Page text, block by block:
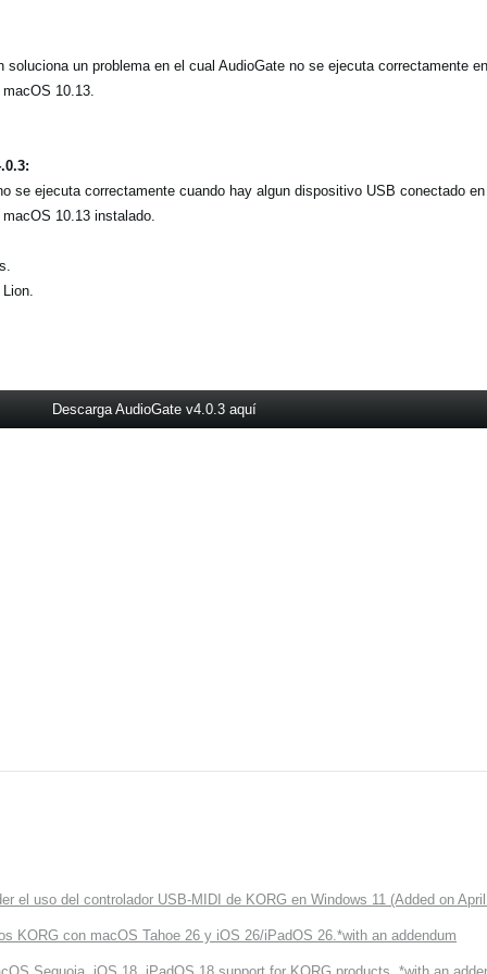
un problema en el cual AudioGate no se ejecuta correctamente
10.13.
se ejecuta correctamente cuando hay algun dispositivo USB conectado en
10.13 instalado.
Descarga AudioGate v4.0.3 aquí
el uso del controlador USB-MIDI de KORG en Windows 11 (Added on
KORG con macOS Tahoe 26 y iOS 26/iPadOS 26.*with an addendum